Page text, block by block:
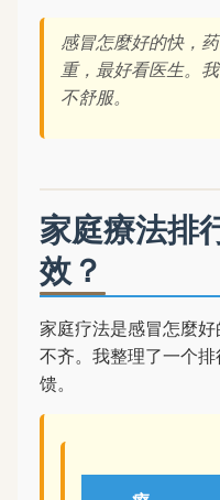
感冒怎麼好的快，
重，最好看医生。
不舒服。
家庭療法排
效？
家庭疗法是感冒怎麼
不齐。我整理了一个
馈。